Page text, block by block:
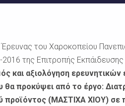
του Χαροκοπείου
της Επιτροπής Εκπάιδευσης
και αξιολόγηση ερευνητικών
θα προκύψει από το έργο:
προϊόντος (ΜΑΣΤΙΧΑ ΧΙΟΥ) σε